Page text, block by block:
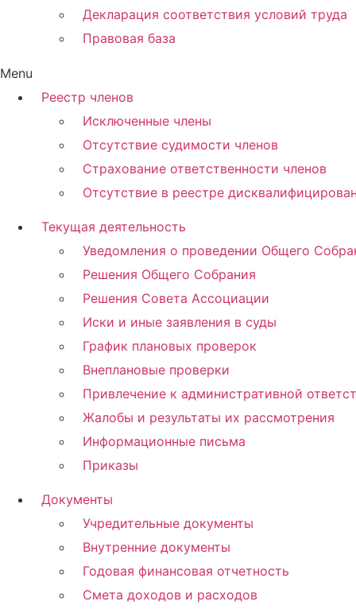
Декларация соответствия условий труда
Правовая база
Menu
Реестр членов
Исключенные члены
Отсутствие судимости членов
Страхование ответственности членов
Отсутствие в реестре
Текущая деятельность
Уведомления о проведении Общего
Решения Общего Собрания
Решения Совета Ассоциации
Иски и иные заявления в суды
График плановых проверок
Внеплановые проверки
Привлечение к административной
Жалобы и результаты их рассмотрения
Информационные письма
Приказы
Документы
Учредительные документы
Внутренние документы
Годовая финансовая отчетность
Смета доходов и расходов